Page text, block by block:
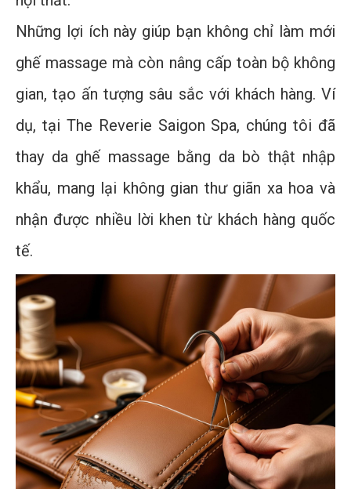
Những lợi ích này giúp bạn không chỉ làm mới
ghế massage mà còn nâng cấp toàn bộ không
gian, tạo ấn tượng sâu sắc với khách hàng. Ví
dụ, tại The Reverie Saigon Spa, chúng tôi đã
thay da ghế massage bằng da bò thật nhập
khẩu, mang lại không gian thư giãn xa hoa và
nhận được nhiều lời khen từ khách hàng quốc
tế.